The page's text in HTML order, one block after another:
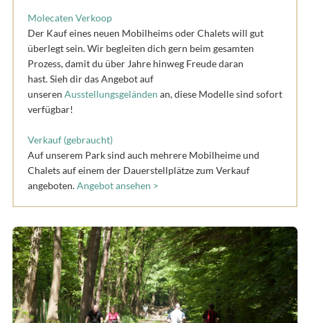
Molecaten Verkoop
Der Kauf eines neuen Mobilheims oder Chalets will gut
überlegt sein. Wir begleiten dich gern beim gesamten
Prozess, damit du über Jahre hinweg Freude daran
hast. Sieh dir das Angebot auf
unseren Ausstellungsgeländen an, diese Modelle sind sofort
verfügbar!
Verkauf (gebraucht)
Auf unserem Park sind auch mehrere Mobilheime und
Chalets auf einem der Dauerstellplätze zum Verkauf
angeboten.Angebot ansehen >